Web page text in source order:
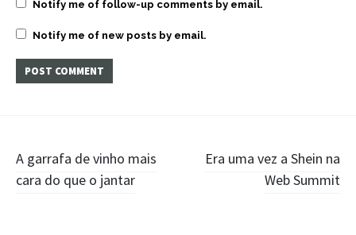
Notify me of follow-up comments by email.
Notify me of new posts by email.
Post
navigation
A garrafa de vinho mais
cara do que o jantar
Era uma vez a Shein na
Web Summit